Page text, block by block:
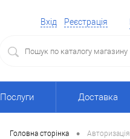
Вхід Реєстрація
Послуги Доставка
Головна сторінка • Авторизація